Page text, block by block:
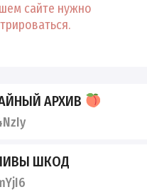
сайте нужно
АРХИВ
ШКОД